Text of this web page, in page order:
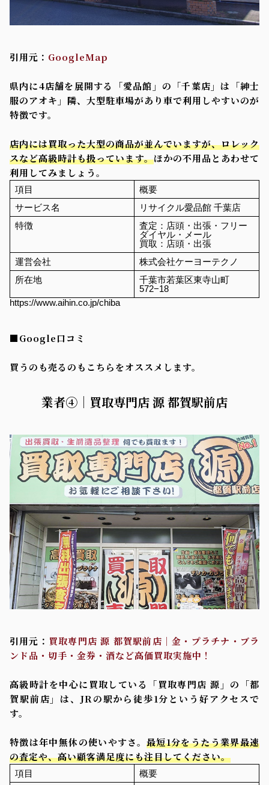
引用元： GoogleMap
県内に4店舗を展開する「愛品館」の「千葉店」は「紳士
服のアオキ」隣、大型駐車場があり車で利用しやすいのが
特徴です。
店内には買取った大型の商品が並んでいますが、ロレック
スなど高級時計も扱っています。ほかの不用品とあわせて
利用してみましょう。
項目
概要
サービス名
リサイクル愛品館 千葉店
特徴
査定：店頭・出張・フリー
ダイヤル・メール
買取：店頭・出張
運営会社
株式会社ケーヨーテクノ
所在地
千葉市若葉区東寺山町
572−18
https://www.aihin.co.jp/chiba
■Google口コミ
買うのも売るのもこちらをオススメします。
業者④｜買取専門店 源 都賀駅前店
引用元： 買取専門店 源 都賀駅前店｜金・プラチナ・ブラ
ンド品・切手・金券・酒など高価買取実施中！
高級時計を中心に買取している「買取専門店 源」の「都
賀駅前店」は、JRの駅から徒歩1分という好アクセスで
す。
特徴は年中無休の使いやすさ。最短1分をうたう業界最速
の査定や、高い顧客満足度にも注目してください。
項目
概要